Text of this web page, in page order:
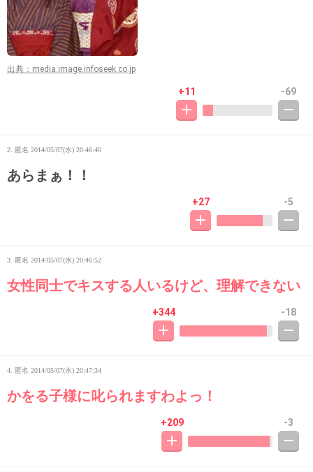
出典：media.image.infoseek.co.jp
+11 -69
2. 匿名 2014/05/07(水) 20:46:40
あらまぁ！！
+27 -5
3. 匿名 2014/05/07(水) 20:46:52
女性同士でキスする人いるけど、理解できない
+344 -18
4. 匿名 2014/05/07(水) 20:47:34
かをる子様に叱られますわよっ！
+209 -3